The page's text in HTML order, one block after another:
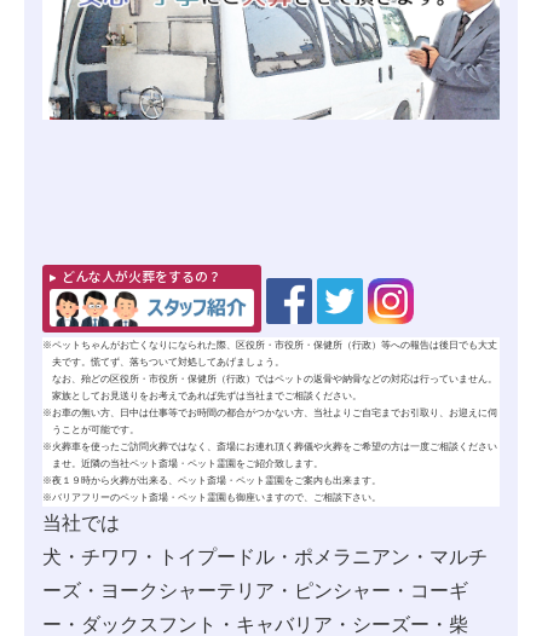
どんな人が火葬をするの？
※ペットちゃんがお亡くなりになられた際、区役所・市役所・保健所（行政）等への報告は後日でも大丈
夫です。慌てず、落ちついて対処してあげましょう。
なお、殆どの区役所・市役所・保健所（行政）ではペットの返骨や納骨などの対応は行っていません。
家族としてお見送りをお考えであれば先ずは当社までご相談ください。
※お車の無い方、日中は仕事等でお時間の都合がつかない方、当社よりご自宅までお引取り、お迎えに伺
うことが可能です。
※ 火葬車を使ったご訪問火葬ではなく、斎場にお連れ頂く葬儀や火葬をご希望の方は一度ご相談ください
ませ。近隣の当社ペット斎場・ペット霊園をご紹介致します。
※夜１９時から火葬が出来る、ペット斎場・ペット霊園をご案内も出来ます。
※バリアフリーのペット斎場・ペット霊園も御座いますので、ご相談下さい。
当社では
犬・チワワ・トイプードル・ポメラニアン・マルチ
ーズ・ヨークシャーテリア・ピンシャー・コーギ
ー・ダックスフント・キャバリア・シーズー・柴